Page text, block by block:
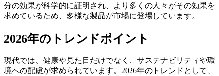
分の効果が科学的に証明され、より多くの人々がその効果を
求めているため、多様な製品が市場に登場しています。
2026年のトレンドポイント
現代では、健康や見た目だけでなく、サステナビリティや環
境への配慮が求められています。2026年のトレンドとして、